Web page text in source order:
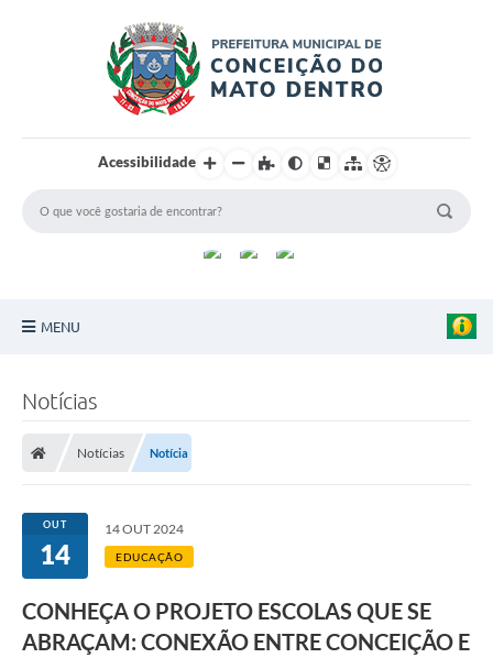
Acessibilidade
MENU
Turismo
Editais
Ouvidoria
Notícias
Notícias Notícia
OUT
14
14 OUT 2024
EDUCAÇÃO
CONHEÇA O PROJETO ESCOLAS QUE SE
ABRAÇAM: CONEXÃO ENTRE CONCEIÇÃO E